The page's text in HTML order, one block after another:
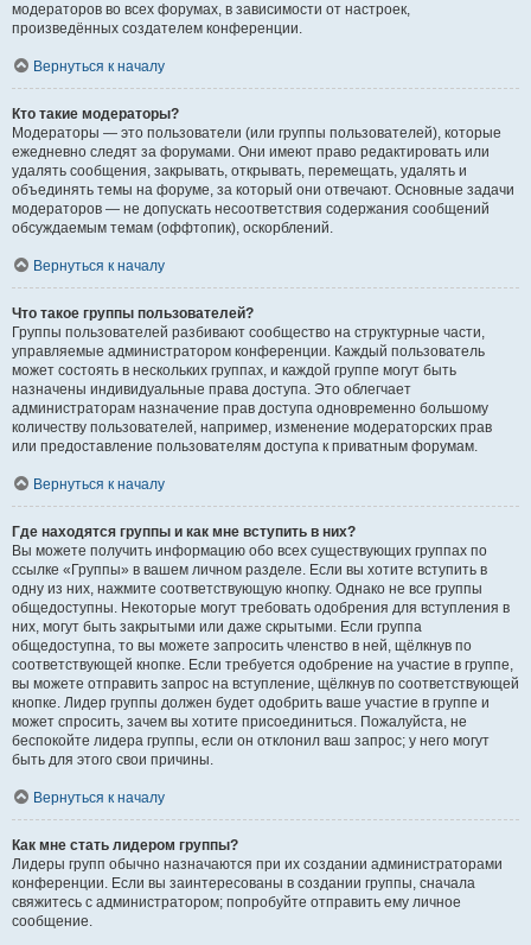
модераторов во всех форумах, в зависимости от настроек,
произведённых создателем конференции.
Вернуться к началу
Кто такие модераторы?
Модераторы — это пользователи (или группы пользователей), которые
ежедневно следят за форумами. Они имеют право редактировать или
удалять сообщения, закрывать, открывать, перемещать, удалять и
объединять темы на форуме, за который они отвечают. Основные задачи
модераторов — не допускать несоответствия содержания сообщений
обсуждаемым темам (оффтопик), оскорблений.
Вернуться к началу
Что такое группы пользователей?
Группы пользователей разбивают сообщество на структурные части,
управляемые администратором конференции. Каждый пользователь
может состоять в нескольких группах, и каждой группе могут быть
назначены индивидуальные права доступа. Это облегчает
администраторам назначение прав доступа одновременно большому
количеству пользователей, например, изменение модераторских прав
или предоставление пользователям доступа к приватным форумам.
Вернуться к началу
Где находятся группы и как мне вступить в них?
Вы можете получить информацию обо всех существующих группах по
ссылке «Группы» в вашем личном разделе. Если вы хотите вступить в
одну из них, нажмите соответствующую кнопку. Однако не все группы
общедоступны. Некоторые могут требовать одобрения для вступления в
них, могут быть закрытыми или даже скрытыми. Если группа
общедоступна, то вы можете запросить членство в ней, щёлкнув по
соответствующей кнопке. Если требуется одобрение на участие в группе,
вы можете отправить запрос на вступление, щёлкнув по соответствующей
кнопке. Лидер группы должен будет одобрить ваше участие в группе и
может спросить, зачем вы хотите присоединиться. Пожалуйста, не
беспокойте лидера группы, если он отклонил ваш запрос; у него могут
быть для этого свои причины.
Вернуться к началу
Как мне стать лидером группы?
Лидеры групп обычно назначаются при их создании администраторами
конференции. Если вы заинтересованы в создании группы, сначала
свяжитесь с администратором; попробуйте отправить ему личное
сообщение.